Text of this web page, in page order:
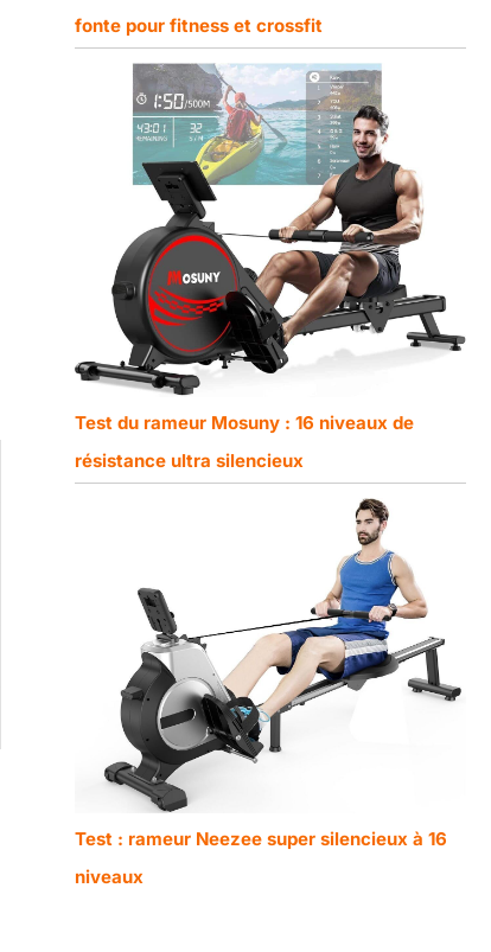
fonte pour fitness et crossfit
Test du rameur Mosuny : 16 niveaux de
résistance ultra silencieux
Test : rameur Neezee super silencieux à 16
niveaux